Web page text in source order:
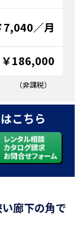
7,040／月
￥186,000
（非課税）
こちら
廊下の角で